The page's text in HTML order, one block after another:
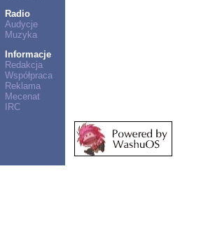
Radio
Audycje
Muzyka
Informacje
Redakcja
Współpraca
Reklama
Mecenat
IRC